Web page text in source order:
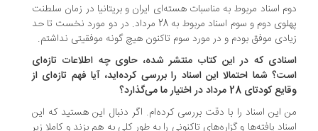
اسناد مربوط به مناسبات هسته‌ای ایران و بریتانیا در زمان سلطنت
پهلوی دوم و سوم اسناد مربوط به 28 مرداد. در دو مورد نخست تا حد
موفق بودم و در مورد سوم تاکنون هیچ گونه موفقیتی نداشتم.
که در این کتاب منتشر شده، حاوی چه اطلاعات تازه‌ای
شما احتمالا این اسناد را بررسی کرده‌اید، آیا فهم تازه‌ای از
28 مرداد در اختیار ما می‌گذارد؟
این اسناد را با دقت بررسی کرده‌ام. اگر دنبال این هستید که این
یافته‌ها و گزاره‌های تاکنونی را به طور کلی به هم بزند و کاملا زیر